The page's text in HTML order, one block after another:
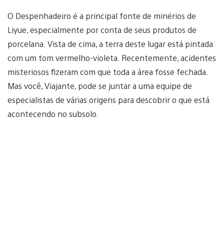
O Despenhadeiro é a principal fonte de minérios de
Liyue, especialmente por conta de seus produtos de
porcelana. Vista de cima, a terra deste lugar está pintada
com um tom vermelho-violeta. Recentemente, acidentes
misteriosos fizeram com que toda a área fosse fechada.
Mas você, Viajante, pode se juntar a uma equipe de
especialistas de várias origens para descobrir o que está
acontecendo no subsolo.